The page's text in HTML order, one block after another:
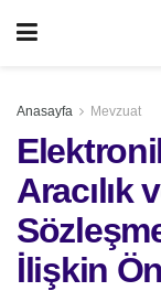
Anasayfa Mevzuat
Aracılık
İlişkin